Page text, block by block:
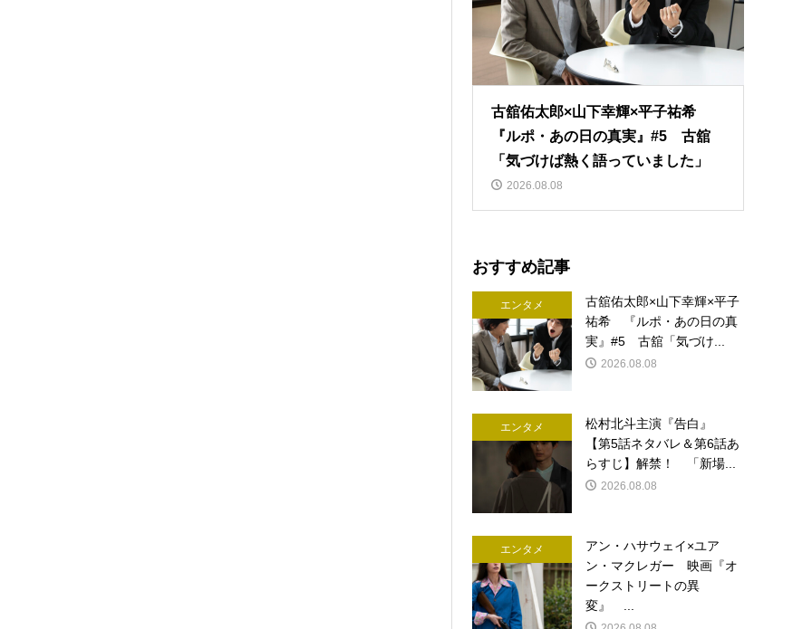
古舘佑太郎×山下幸輝×平子祐希
『ルポ・あの日の真実』#5 古舘
「気づけば熱く語っていました」
2026.08.08
おすすめ記事
エンタメ
古舘佑太郎×山下幸輝×平子
祐希 『ルポ・あの日の真
実』#5 古舘「気づけ...
2026.08.08
エンタメ
松村北斗主演『告白』
【第5話ネタバレ＆第6話あ
らすじ】解禁！ 「新場...
2026.08.08
エンタメ
アン・ハサウェイ×ユア
ン・マクレガー 映画『オ
ークストリートの異
変』 ...